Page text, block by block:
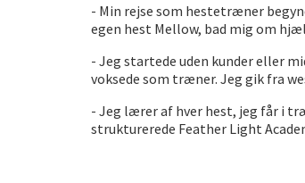
- Min rejse som hestetræner
egen hest Mellow, bad mig om
- Jeg startede uden kunder eller
voksede som træner. Jeg gik fra
- Jeg lærer af hver hest, jeg får i
strukturerede Feather Light